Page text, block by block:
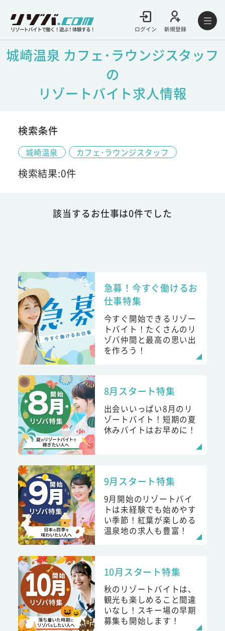
リゾートバイトで働く！遊ぶ！体験する！ ログイン 新規登録
城崎温泉 カフェ･ラウンジスタッフ
の
リゾートバイト求人情報
検索条件
城崎温泉 カフェ･ラウンジスタッフ
検索結果:0件
該当するお仕事は0件でした
急募！今すぐ働けるお
仕事特集
今すぐ開始できるリゾー
トバイト！たくさんのリ
ゾバ仲間と最高の思い出
を作ろう！
8月スタート特集
出会いいっぱい8月のリ
ゾートバイト！短期の夏
休みバイトはお早めに！
9月スタート特集
9月開始のリゾートバイ
トは未経験でも始めやす
い季節！紅葉が楽しめる
温泉地の求人も豊富！
10月スタート特集
秋のリゾートバイトは、
観光も楽しめること間違
いなし！スキー場の早期
募集も開始します！